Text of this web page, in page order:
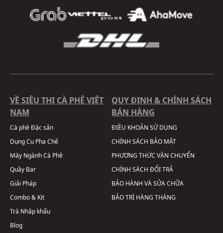
VỀ SIÊU THỊ CÀ PHÊ VIỆT
NAM
Cà phê Đặc sản
Dụng Cụ Pha Chế
Máy Ngành Cà Phê
Quầy Bar
Giải Pháp
Combo & Kit
Trà Nhập khẩu
Blog
QUY ĐỊNH & CHÍNH SÁCH
BÁN HÀNG
ĐIỀU KHOẢN SỬ DỤNG
CHÍNH SÁCH BẢO MẬT
PHƯƠNG THỨC VẬN CHUYỂN
CHÍNH SÁCH ĐỔI TRẢ
BẢO HÀNH VÀ SỬA CHỮA
BẢO TRÌ HÀNG THÁNG